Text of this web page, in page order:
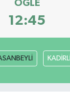
ÖĞLE
12:45
KADİRLİ